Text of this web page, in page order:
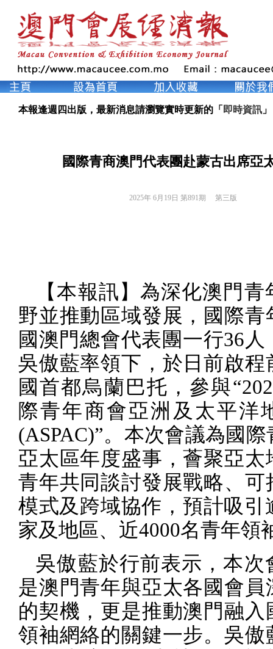
本報逢週四出版，最新消息請瀏覽實時更新的「 即時資訊 」
國際青商澳門代表團赴蒙古出席亞
2025年 6月19日 第891期 第三版
【本報訊】為深化澳門
野並推動區域發展，國際青
國澳門總會代表團一行36 人
吳傲藍率領下，於日前啟程
國首都烏蘭巴托，參與“
際青年商會亞洲及太平洋
(ASPAC)”。本次會議為國際
亞太區年度盛事，薈聚亞太
青年共同談討發展戰略、可
模式及跨域協作，預計吸引
家及地區、近4000名青年領
吳傲藍於行前表示，本次
是澳門青年與亞太各國會員
的契機，更是推動澳門融入
領袖網絡的關鍵一步。吳傲